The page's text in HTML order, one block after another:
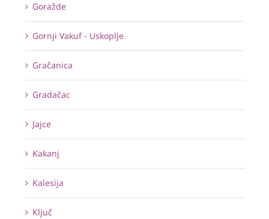
Goražde
Gornji Vakuf - Uskoplje
Gračanica
Gradačac
Jajce
Kakanj
Kalesija
Ključ